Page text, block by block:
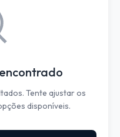
Tente ajustar os
disponíveis.